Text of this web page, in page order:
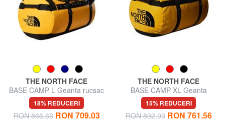
THE NORTH FACE
BASE CAMP L Geanta rucsac
18% REDUCERI
RON 866.66 RON 709.03
THE NORTH FACE
BASE CAMP XL Geanta
rucsac
15% REDUCERI
RON 892.93 RON 761.56